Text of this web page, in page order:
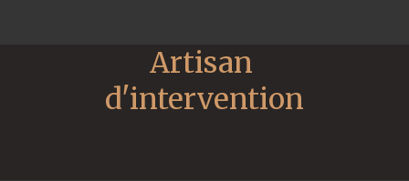
Artisan
d'intervention